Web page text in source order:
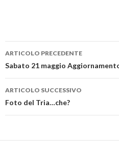
Navigazione
articolo
ARTICOLO PRECEDENTE
Sabato 21 maggio
ARTICOLO SUCCESSIVO
Foto del Tria…che?